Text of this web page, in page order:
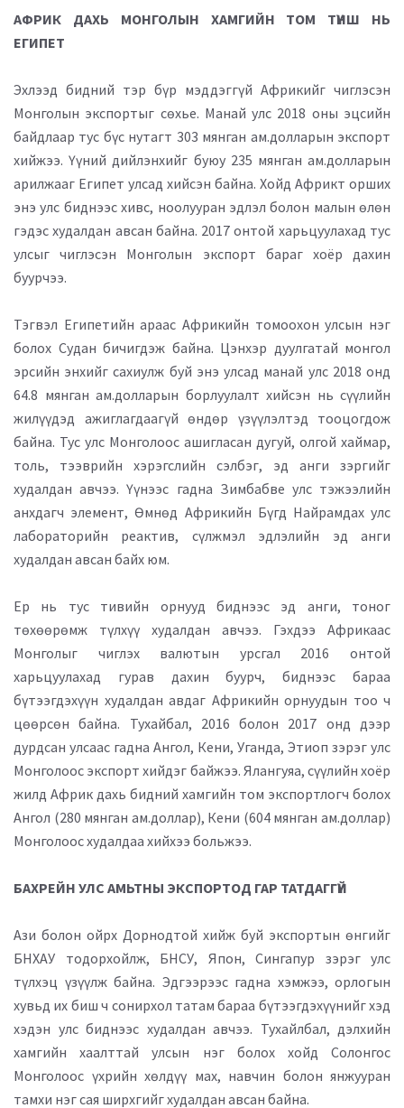
АФРИК ДАХЬ МОНГОЛЫН ХАМГИЙН ТОМ ТҮНШ НЬ
ЕГИПЕТ
Эхлээд бидний тэр бүр мэддэггүй Африкийг чиглэсэн
Монголын экспортыг сөхье. Манай улс 2018 оны эцсийн
байдлаар тус бүс нутагт 303 мянган ам.долларын экспорт
хийжээ. Үүний дийлэнхийг буюу 235 мянган ам.долларын
арилжааг Египет улсад хийсэн байна. Хойд Африкт орших
энэ улс биднээс хивс, ноолууран эдлэл болон малын өлөн
гэдэс худалдан авсан байна. 2017 онтой харьцуулахад тус
улсыг чиглэсэн Монголын экспорт бараг хоёр дахин
буурчээ.
Тэгвэл Египетийн араас Африкийн томоохон улсын нэг
болох Судан бичигдэж байна. Цэнхэр дуулгатай монгол
эрсийн энхийг сахиулж буй энэ улсад манай улс 2018 онд
64.8 мянган ам.долларын борлуулалт хийсэн нь сүүлийн
жилүүдэд ажиглагдаагүй өндөр үзүүлэлтэд тооцогдож
байна. Тус улс Монголоос ашигласан дугуй, олгой хаймар,
толь, тээврийн хэрэгслийн сэлбэг, эд анги зэргийг
худалдан авчээ. Үүнээс гадна Зимбабве улс тэжээлийн
анхдагч элемент, Өмнөд Африкийн Бүгд Найрамдах улс
лабораторийн реактив, сүлжмэл эдлэлийн эд анги
худалдан авсан байх юм.
Ер нь тус тивийн орнууд биднээс эд анги, тоног
төхөөрөмж түлхүү худалдан авчээ. Гэхдээ Африкаас
Монголыг чиглэх валютын урсгал 2016 онтой
харьцуулахад гурав дахин буурч, биднээс бараа
бүтээгдэхүүн худалдан авдаг Африкийн орнуудын тоо ч
цөөрсөн байна. Тухайбал, 2016 болон 2017 онд дээр
дурдсан улсаас гадна Ангол, Кени, Уганда, Этиоп зэрэг улс
Монголоос экспорт хийдэг байжээ. Ялангуяа, сүүлийн хоёр
жилд Африк дахь бидний хамгийн том экспортлогч болох
Ангол (280 мянган ам.доллар), Кени (604 мянган ам.доллар)
Монголоос худалдаа хийхээ больжээ.
БАХРЕЙН УЛС АМЬТНЫ ЭКСПОРТОД ГАР ТАТДАГГҮЙ
Ази болон ойрх Дорнодтой хийж буй экспортын өнгийг
БНХАУ тодорхойлж, БНСУ, Япон, Сингапур зэрэг улс
түлхэц үзүүлж байна. Эдгээрээс гадна хэмжээ, орлогын
хувьд их биш ч сонирхол татам бараа бүтээгдэхүүнийг хэд
хэдэн улс биднээс худалдан авчээ. Тухайлбал, дэлхийн
хамгийн хаалттай улсын нэг болох хойд Солонгос
Монголоос үхрийн хөлдүү мах, навчин болон янжууран
тамхи нэг сая ширхгийг худалдан авсан байна.